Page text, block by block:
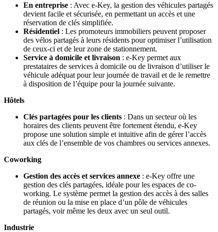
En entreprise : Avec e-Key, la gestion des véhicules partagés
devient facile et sécurisée, en permettant un accès et une
réservation de clés simplifiée.
Résidentiel : Les promoteurs immobiliers peuvent proposer
des vélos partagés à leurs résidents pour optimiser l’utilisation
de ceux-ci et de leur zone de stationnement.
Service à domicile et livraison : e-Key permet aux
prestataires de services à domicile ou de livraison d’utiliser le
véhicule adéquat pour leur journée de travail et de le remettre
à disposition de l’équipe pour la journée suivante.
Hôtels
Clés partagées pour les clients : Dans un secteur où les
horaires des clients peuvent être fortement étendu, e-Key
propose une solution simple et intuitive afin de gérer l’accès
aux clés de l’ensemble de vos chambres ou services annexes.
Coworking
Gestion des accès et services annexe : e-Key offre une
gestion des clés partagées, idéale pour les espaces de co-
working. Le système permet la gestion des accès à des salles
de réunion ou la mise en place d’un pôle de véhicules
partagés, voir même les deux avec un seul outil.
Industrie